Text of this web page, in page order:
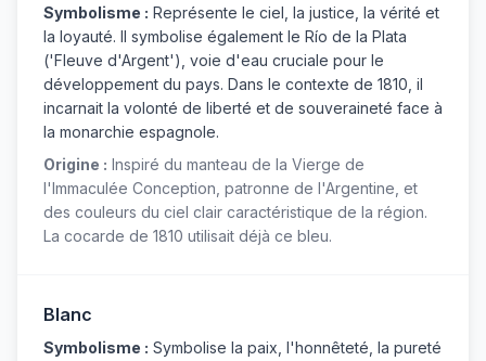
Symbolisme : Représente le ciel, la justice, la vérité et
la loyauté. Il symbolise également le Río de la Plata
('Fleuve d'Argent'), voie d'eau cruciale pour le
développement du pays. Dans le contexte de 1810, il
incarnait la volonté de liberté et de souveraineté face à
la monarchie espagnole.
Origine : Inspiré du manteau de la Vierge de
l'Immaculée Conception, patronne de l'Argentine, et
des couleurs du ciel clair caractéristique de la région.
La cocarde de 1810 utilisait déjà ce bleu.
Blanc
Symbolisme : Symbolise la paix, l'honnêteté, la pureté